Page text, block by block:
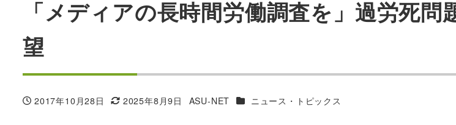
「メディアの長時間労働調査を」過労死問
望
投稿日
2017年10月28日
更新日
2025年8月9日
著
ASU-NET カテゴリー
ニュース・トピックス